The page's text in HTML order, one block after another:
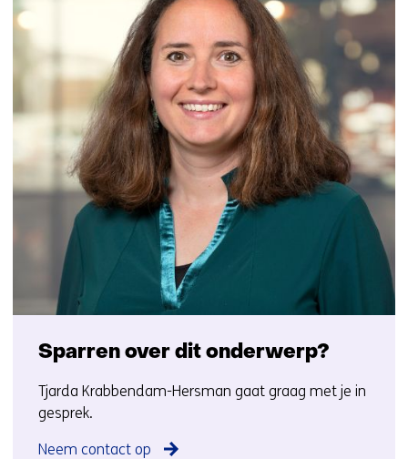
Sparren over dit onderwerp?
Tjarda Krabbendam-Hersman gaat graag met je in
gesprek.
Neem contact op